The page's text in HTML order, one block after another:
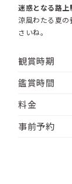
迷惑となる路上
涼風わたる夏の
さいね。
観賞時期
鑑賞時間
料金
事前予約